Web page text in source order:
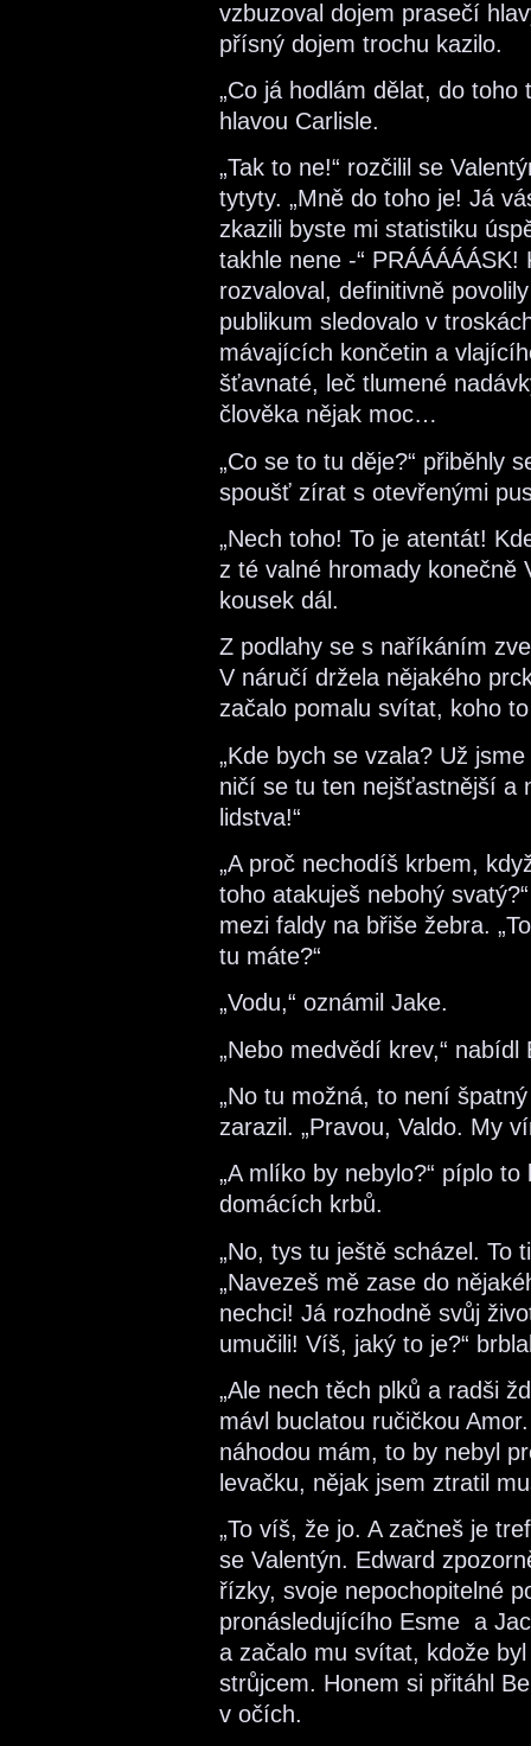
vzbuzoval dojem prasečí
přísný dojem trochu kazilo.
„Co já hodlám dělat, do
hlavou Carlisle.
„Tak to ne!“ rozčilil se
tytyty. „Mně do toho je! Já
zkazili byste mi statistiku
takhle nene -“
rozvaloval, definitivně
publikum sledovalo v
mávajících končetin a
šťavnaté, leč tlumené
člověka nějak moc…
„Co se to tu děje?“ přiběhly
spoušť zírat s otevřenými
„Nech toho! To je atentát!
z té valné hromady konečně
kousek dál.
Z podlahy se s naříkáním
V náručí držela nějakého
začalo pomalu svítat, koho
„Kde bych se vzala? Už
ničí se tu ten nejšťastnější a
lidstva!“
„A proč nechodíš krbem,
toho atakuješ nebohý
mezi faldy na břiše žebra.
tu máte?“
„Vodu,“ oznámil Jake.
„Nebo medvědí krev,“ nabídl
„No tu možná, to není
zarazil. „Pravou, Valdo. My
„A mlíko by nebylo?“ píplo
domácích krbů.
„No, tys tu ještě scházel. To
„Navezeš mě zase do
nechci! Já rozhodně svůj
umučili! Víš, jaký to je?“
„Ale nech těch plků a radši
mávl buclatou ručičkou
náhodou mám, to by nebyl
levačku, nějak jsem ztratil
„To víš, že jo. A začneš je
se Valentýn. Edward
řízky, svoje nepochopitelné
pronásledujícího Esme a
a začalo mu svítat, kdože
strůjcem. Honem si přitáhl
v očích.